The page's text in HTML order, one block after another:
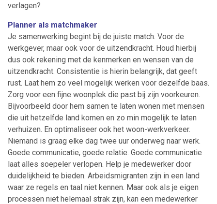
verlagen?
Planner als matchmaker
Je samenwerking begint bij de juiste match. Voor de
werkgever, maar ook voor de uitzendkracht. Houd hierbij
dus ook rekening met de kenmerken en wensen van de
uitzendkracht. Consistentie is hierin belangrijk, dat geeft
rust. Laat hem zo veel mogelijk werken voor dezelfde baas.
Zorg voor een fijne woonplek die past bij zijn voorkeuren.
Bijvoorbeeld door hem samen te laten wonen met mensen
die uit hetzelfde land komen en zo min mogelijk te laten
verhuizen. En optimaliseer ook het woon-werkverkeer.
Niemand is graag elke dag twee uur onderweg naar werk.
Goede communicatie, goede relatie. Goede communicatie
laat alles soepeler verlopen. Help je medewerker door
duidelijkheid te bieden. Arbeidsmigranten zijn in een land
waar ze regels en taal niet kennen. Maar ook als je eigen
processen niet helemaal strak zijn, kan een medewerker